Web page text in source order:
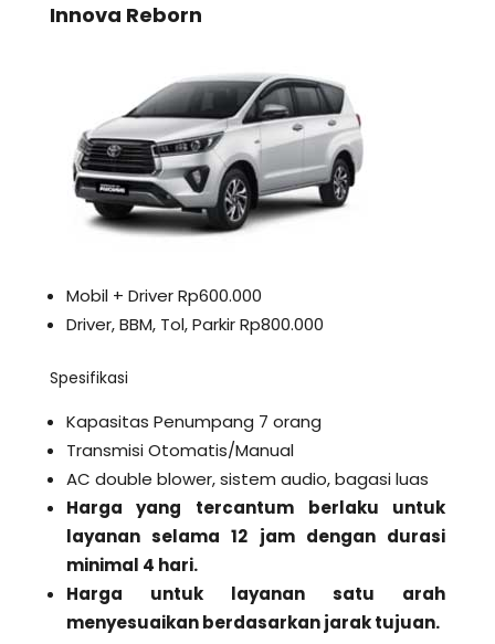
Innova Reborn
Mobil + Driver Rp600.000
Driver, BBM, Tol, Parkir Rp800.000
Spesifikasi
Kapasitas Penumpang 7 orang
Transmisi Otomatis/Manual
AC double blower, sistem audio, bagasi luas
Harga yang tercantum berlaku untuk
layanan selama 12 jam dengan durasi
minimal 4 hari.
Harga untuk layanan satu arah
menyesuaikan berdasarkan jarak tujuan.